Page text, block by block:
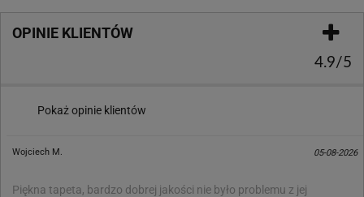
OPINIE KLIENTÓW
4.9/5
Pokaż opinie klientów
Wojciech M. 05-08-2026
Piękna tapeta, bardzo dobrej jakości nie było problemu z jej